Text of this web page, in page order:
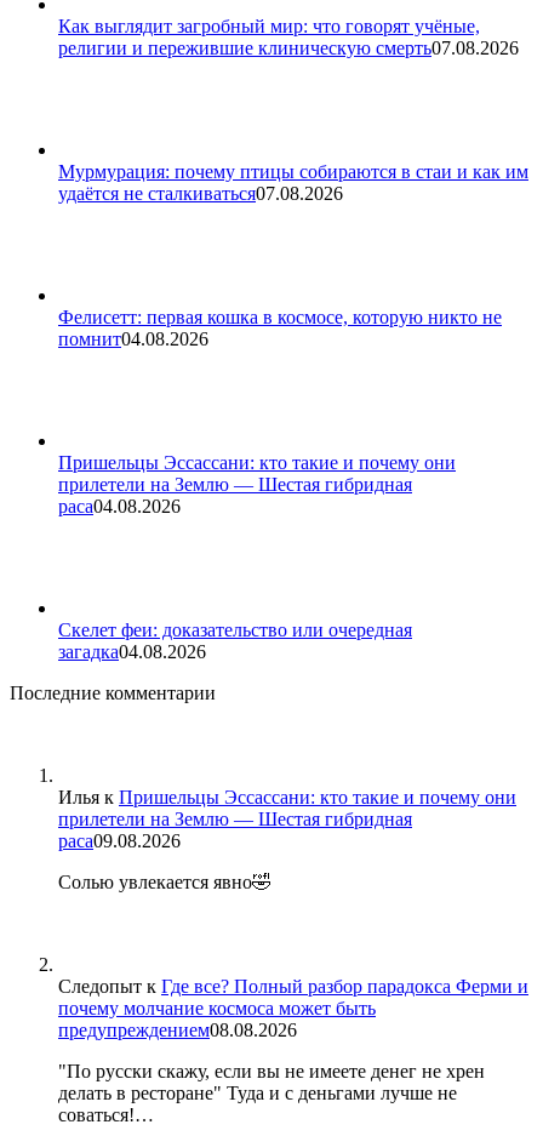
Как выглядит загробный мир: что говорят учёные,
религии и пережившие клиническую смерть07.08.2026
Мурмурация: почему птицы собираются в стаи и как им
удаётся не сталкиваться07.08.2026
Фелисетт: первая кошка в космосе, которую никто не
помнит04.08.2026
Пришельцы Эссассани: кто такие и почему они
прилетели на Землю — Шестая гибридная
раса04.08.2026
Скелет феи: доказательство или очередная
загадка04.08.2026
Последние комментарии
Илья к Пришельцы Эссассани: кто такие и почему они
прилетели на Землю — Шестая гибридная
раса09.08.2026
Солью увлекается явно🤣
Следопыт к Где все? Полный разбор парадокса Ферми и
почему молчание космоса может быть
предупреждением08.08.2026
"По русски скажу, если вы не имеете денег не хрен
делать в ресторане" Туда и с деньгами лучше не
соваться!…